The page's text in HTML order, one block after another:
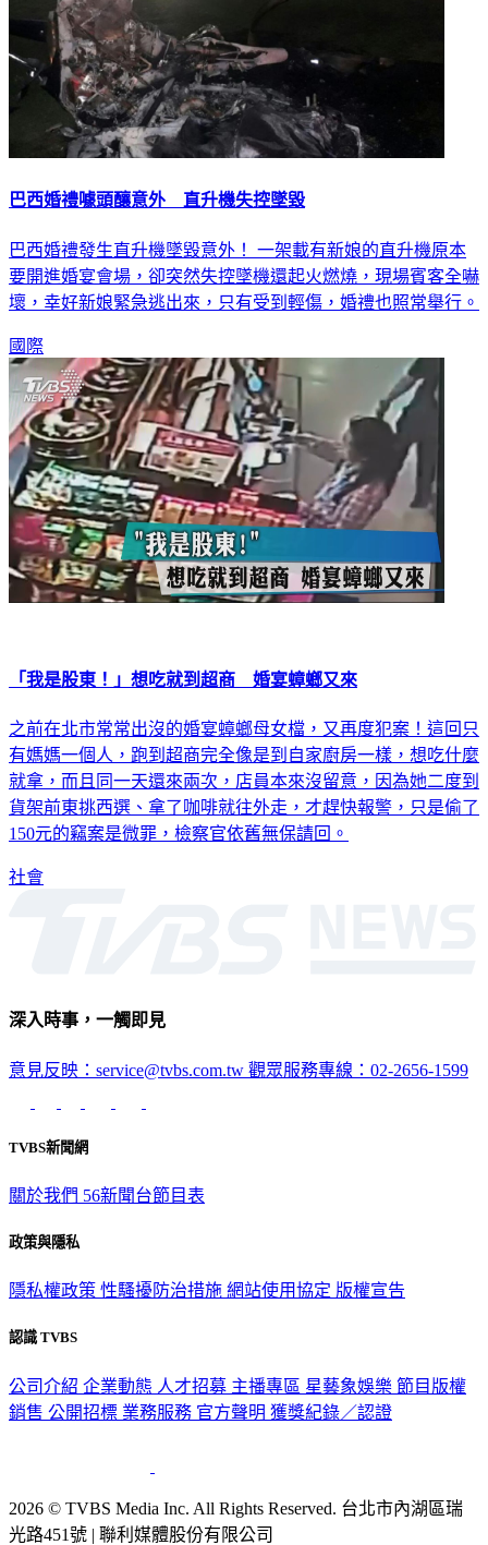
巴西婚禮噱頭釀意外 直升機失控墜毀
巴西婚禮發生直升機墜毀意外！ 一架載有新娘的直升機原本
要開進婚宴會場，卻突然失控墜機還起火燃燒，現場賓客全嚇
壞，幸好新娘緊急逃出來，只有受到輕傷，婚禮也照常舉行。
國際
「我是股東！」想吃就到超商 婚宴蟑螂又來
之前在北市常常出沒的婚宴蟑螂母女檔，又再度犯案！這回只
有媽媽一個人，跑到超商完全像是到自家廚房一樣，想吃什麼
就拿，而且同一天還來兩次，店員本來沒留意，因為她二度到
貨架前東挑西選、拿了咖啡就往外走，才趕快報警，只是偷了
150元的竊案是微罪，檢察官依舊無保請回。
社會
深入時事，一觸即見
意見反映：service@tvbs.com.tw 觀眾服務專線：02-2656-1599
TVBS新聞網
關於我們 56新聞台節目表
政策與隱私
隱私權政策 性騷擾防治措施 網站使用協定 版權宣告
認識 TVBS
公司介紹 企業動態 人才招募 主播專區 星藝象娛樂 節目版權
銷售 公開招標 業務服務 官方聲明 獲獎紀錄／認證
2026 © TVBS Media Inc. All Rights Reserved. 台北市內湖區瑞
光路451號 | 聯利媒體股份有限公司